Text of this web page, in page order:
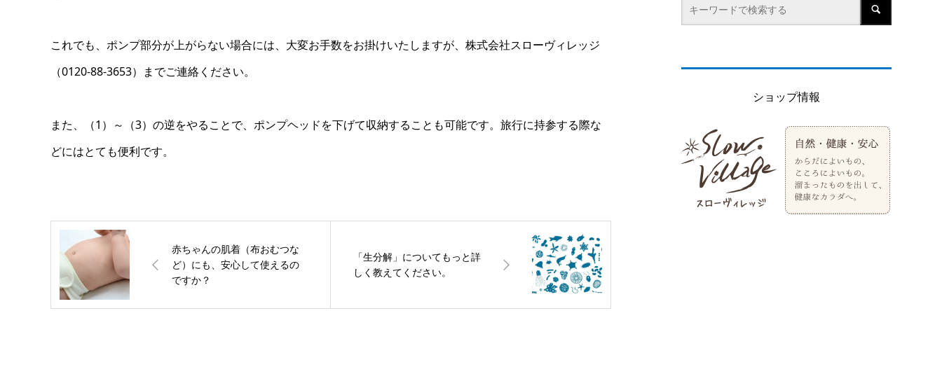
これでも、ポンプ部分が上がらない場合には、大変お手数をお掛けいたしますが、株式会社スローヴィレッジ
（0120-88-3653）までご連絡ください。
また、（1）～（3）の逆をやることで、ポンプヘッドを下げて収納することも可能です。旅行に持参する際な
どにはとても便利です。
赤ちゃんの肌着（布おむつな
ど）にも、安心して使えるの
ですか？
「生分解」についてもっと詳
しく教えてください。
ショップ情報